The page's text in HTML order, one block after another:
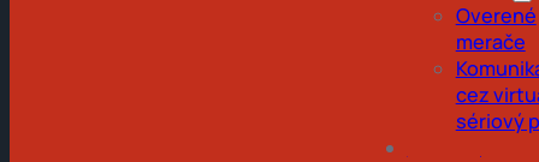
Overené
merače
cez
sériový